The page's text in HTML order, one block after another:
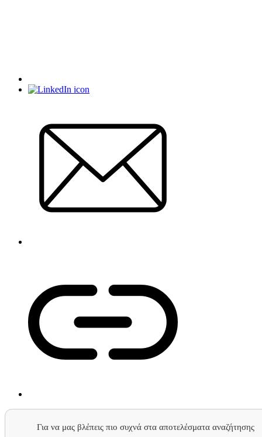
Για να μας βλέπεις πιο συχνά στα αποτελέσματα αναζήτησης